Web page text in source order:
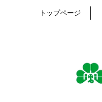
トップページ